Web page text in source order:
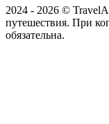
2024 - 2026 ©
путешествия. При
обязательна.